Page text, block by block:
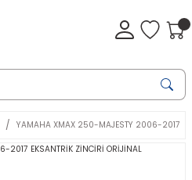
YAMAHA XMAX 250-MAJESTY 2006-2017